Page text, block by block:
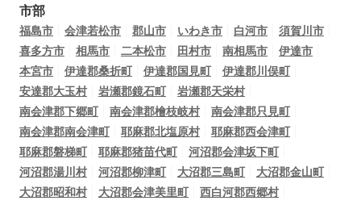
市部
福島市 会津若松市 郡山市 いわき市 白河市
須賀川市
喜多方市
相馬市 二本松市 田村市 南相馬市
伊達市
本宮市
伊達郡桑折町 伊達郡国見町
伊達郡川俣町
安達郡大玉村
岩瀬郡鏡石町
岩瀬郡天栄村
南会津郡下郷町
南会津郡檜枝岐村
南会津郡只見町
南会津郡南会津町
耶麻郡北塩原村
耶麻郡西会津町
耶麻郡磐梯町
耶麻郡猪苗代町
河沼郡会津坂下町
河沼郡湯川村
河沼郡柳津町 大沼郡三島町
大沼郡金山町
大沼郡昭和村
大沼郡会津美里町
西白河郡西郷村